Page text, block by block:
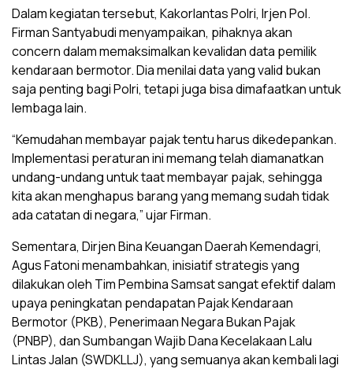
Dalam kegiatan tersebut, Kakorlantas Polri, Irjen Pol.
Firman Santyabudi menyampaikan, pihaknya akan
concern dalam memaksimalkan kevalidan data pemilik
kendaraan bermotor. Dia menilai data yang valid bukan
saja penting bagi Polri, tetapi juga bisa dimafaatkan untuk
lembaga lain.
“Kemudahan membayar pajak tentu harus dikedepankan.
Implementasi peraturan ini memang telah diamanatkan
undang-undang untuk taat membayar pajak, sehingga
kita akan menghapus barang yang memang sudah tidak
ada catatan di negara,” ujar Firman.
Sementara, Dirjen Bina Keuangan Daerah Kemendagri,
Agus Fatoni menambahkan, inisiatif strategis yang
dilakukan oleh Tim Pembina Samsat sangat efektif dalam
upaya peningkatan pendapatan Pajak Kendaraan
Bermotor (PKB), Penerimaan Negara Bukan Pajak
(PNBP), dan Sumbangan Wajib Dana Kecelakaan Lalu
Lintas Jalan (SWDKLLJ), yang semuanya akan kembali lagi